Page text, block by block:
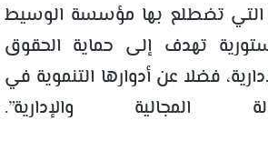
التي تضطلع بها مؤسسة الوسيط
تهدف إلى حماية الحقوق
فضلا عن أدوارها التنموية في
المجالية والإدارية”.